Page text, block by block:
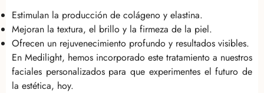
Estimulan la producción de colágeno y elastina.
Mejoran la textura, el brillo y la firmeza de la piel.
Ofrecen un rejuvenecimiento profundo y resultados visibles.
En Medilight, hemos incorporado este tratamiento a nuestros
faciales personalizados para que experimentes el futuro de
la estética, hoy.